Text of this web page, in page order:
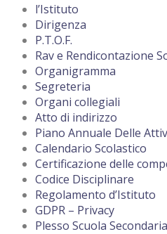
l’Istituto
Dirigenza
P.T.O.F.
Rav e Rendicontazione
Organigramma
Segreteria
Organi collegiali
Atto di indirizzo
Piano Annuale Delle
Calendario Scolastico
Certificazione delle
Codice Disciplinare
Regolamento d’Istituto
GDPR – Privacy
Plesso Scuola